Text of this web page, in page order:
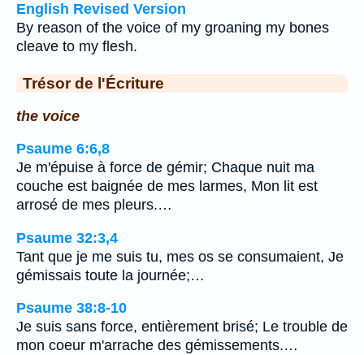
English Revised Version
By reason of the voice of my groaning my bones
cleave to my flesh.
Trésor de l'Écriture
the voice
Psaume 6:6,8
Je m'épuise à force de gémir; Chaque nuit ma
couche est baignée de mes larmes, Mon lit est
arrosé de mes pleurs.…
Psaume 32:3,4
Tant que je me suis tu, mes os se consumaient, Je
gémissais toute la journée;…
Psaume 38:8-10
Je suis sans force, entièrement brisé; Le trouble de
mon coeur m'arrache des gémissements.…